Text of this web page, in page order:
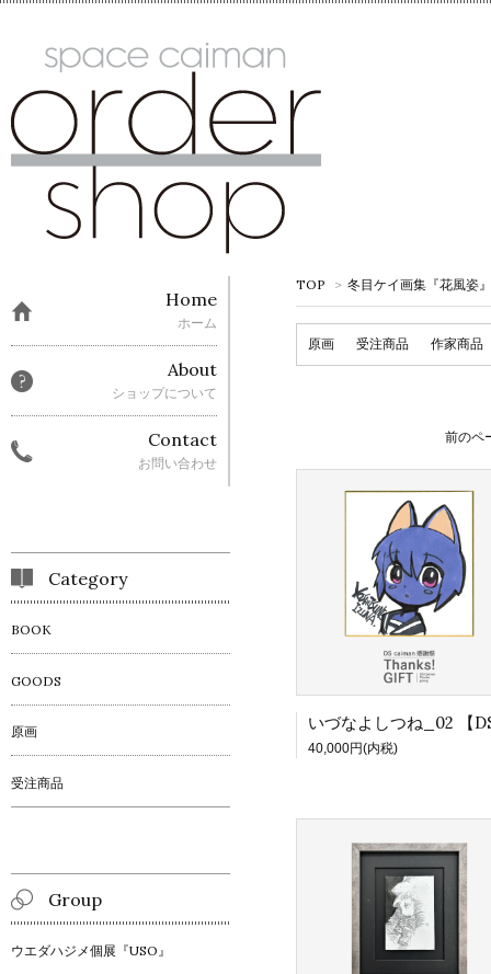
TOP > 冬目ケイ画集『花風姿
原画 受注商品 作家商品
前のペ
40,000円(内税)
Home
ホーム
About
ショップについて
Contact
お問い合わせ
Category
BOOK
GOODS
原画
受注商品
Group
ウエダハジメ個展『USO』